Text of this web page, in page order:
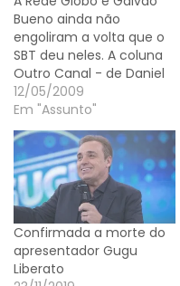
Bueno ainda não
engoliram a volta que o
SBT deu neles. A coluna
Outro Canal - de Daniel
Castro, na Folha de S.
Paulo - aponta que
Ronaldo assinou contrato
e será garoto-
propaganda do emissora
de Silvio Santos até o
final do campeonato
brasileiro em dezembro.
Ronaldo vai
protoganizar…
12/05/2009
Em "Assunto"
Confirmada a morte do
apresentador Gugu
Liberato